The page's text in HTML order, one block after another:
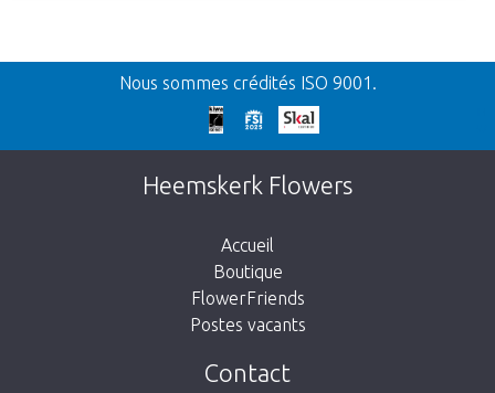
Retour
Nos excuses
Cette page n’existe pas. Cliquez sur le lien
suivant pour retourner à la boutique.
Nous sommes crédités ISO 9001.
Heemskerk Flowers
Accueil
Boutique
FlowerFriends
Postes vacants
Contact